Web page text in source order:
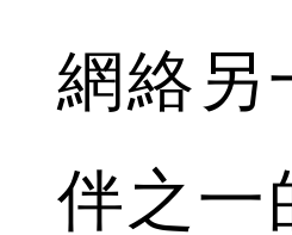
網絡另
伴之一